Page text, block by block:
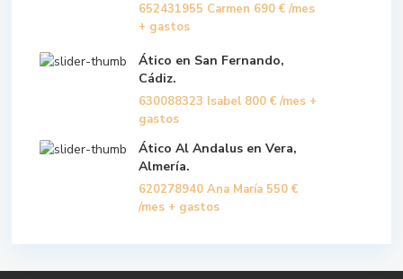
652431955 Carmen 690 € /mes
+ gastos
Ático en San Fernando,
Cádiz.
630088323 Isabel 800 € /mes +
gastos
Ático Al Andalus en Vera,
Almería.
620278940 Ana María 550 €
/mes + gastos